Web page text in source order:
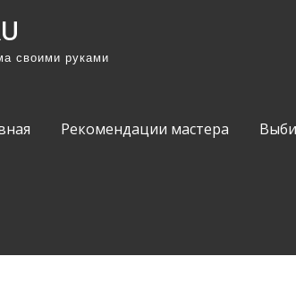
своими руками
Рекомендации мастера